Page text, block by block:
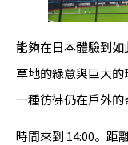
能夠在日本體驗到
草地的綠意與巨大
一種彷彿仍在戶外的
時間來到 14:00。距